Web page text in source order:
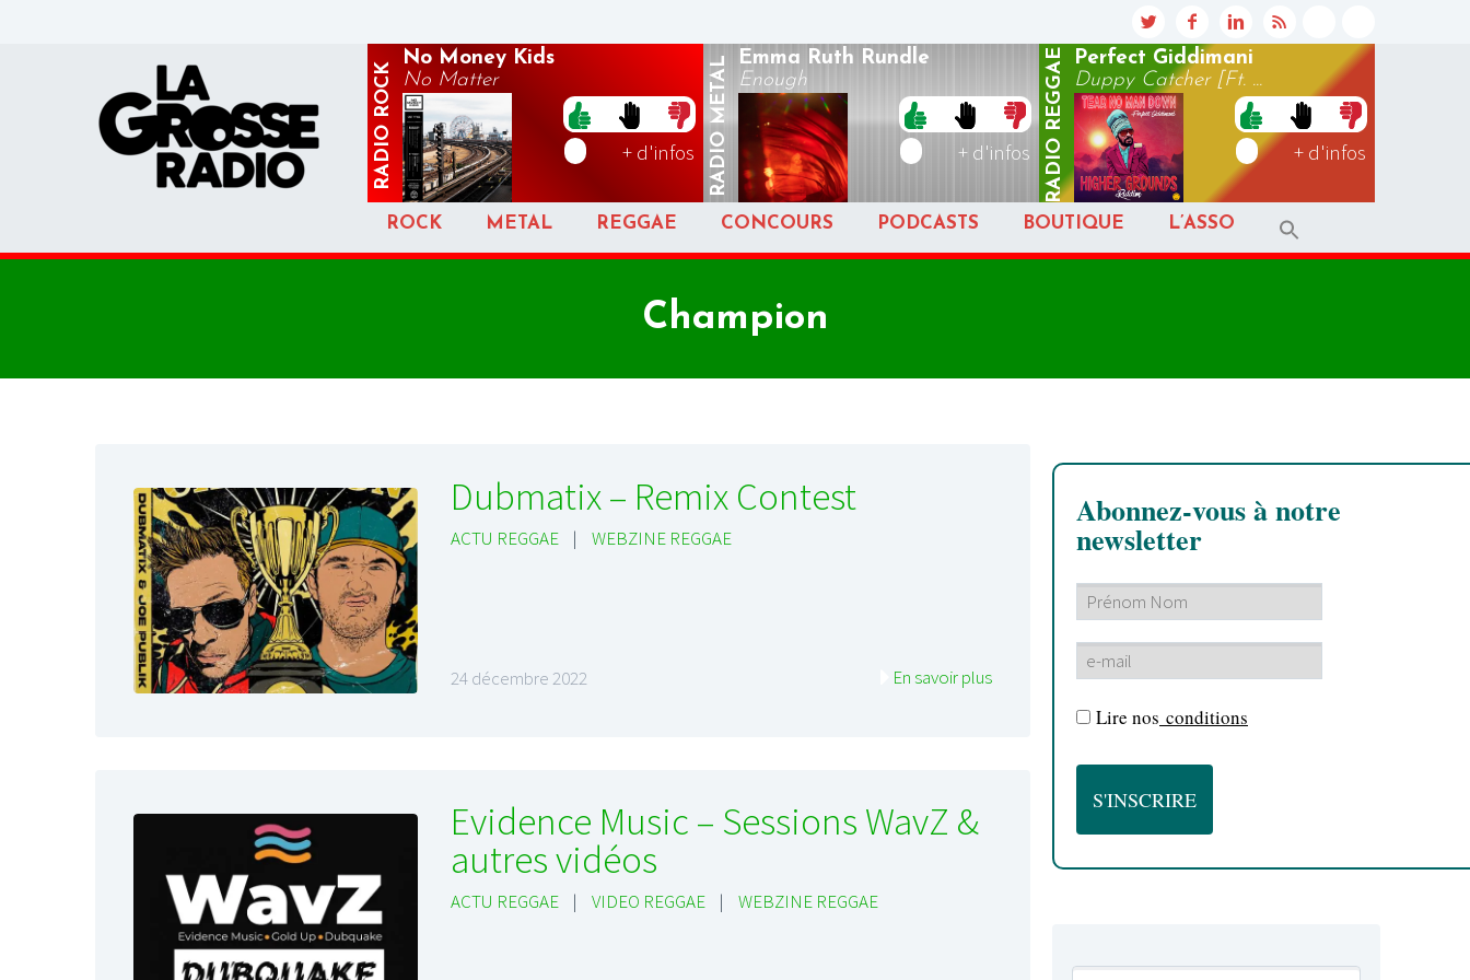
RADIO
ROCK
No Money Kids
No Matter
+ d'infos RADIO
METAL Emma Ruth Rundle
Enough
+ d'infos RADIO
REGGAE
Perfect Giddimani
Duppy Catcher [Ft. ...
+ d'infos
ROCK METAL REGGAE CONCOURS PODCASTS BOUTIQUE L’ASSO
Champion
Dubmatix – Remix Contest
ACTU REGGAE | WEBZINE REGGAE
24 décembre 2022 En savoir plus
Evidence Music – Sessions WavZ &
autres vidéos
ACTU REGGAE | VIDEO REGGAE | WEBZINE REGGAE
Abonnez-vous à notre
newsletter
Lire nos conditions